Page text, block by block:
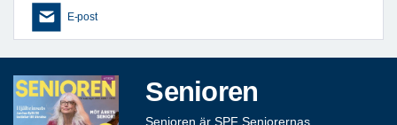
E-post
Senioren
Senioren är SPF Seniorernas